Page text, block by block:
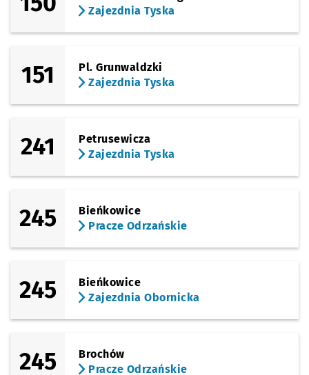
Zajezdnia Tyska
151
Pl. Grunwaldzki
Zajezdnia Tyska
241
Petrusewicza
Zajezdnia Tyska
245
Bieńkowice
Pracze Odrzańskie
245
Bieńkowice
Zajezdnia Obornicka
245
Brochów
Pracze Odrzańskie